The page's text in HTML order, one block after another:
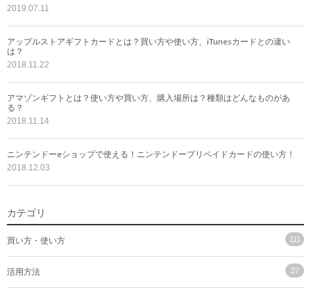
2019.07.11
アップルストアギフトカードとは？買い方や使い方、iTunesカードとの違い
は？
2018.11.22
アマゾンギフトとは？使い方や買い方、購入場所は？種類はどんなものがあ
る？
2018.11.14
ニンテンドーeショップで使える！ニンテンドープリペイドカードの使い方！
2018.12.03
カテゴリ
買い方・使い方 111
活用方法 27